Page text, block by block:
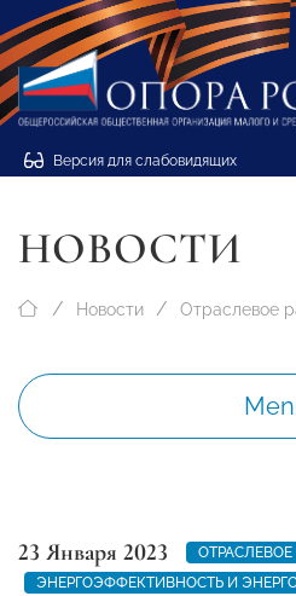
Версия для слабовидящих
НОВОСТИ
Новости Отраслевое
23 Января 2023
ОТРАСЛЕВОЕ
ЭНЕРГОЭФФЕКТИВНОСТЬ И